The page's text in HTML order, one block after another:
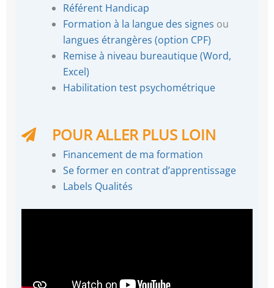
Référent Handicap
Formation à la langue des signes ou
langues étrangères (option CPF)
Remise à niveau bureautique (Word,
Excel)
Habilitation test psychométrique
POUR ALLER PLUS LOIN
Financement de ma formation
Se former en contrat d’apprentissage
Labels Qualités